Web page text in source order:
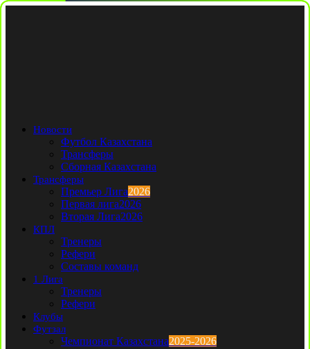
Новости
Футбол Казахстана
Трансферы
Сборная Казахстана
Трансферы
Премьер Лига2026
Первая лига2026
Вторая Лига2026
КПЛ
Тренеры
Рефери
Составы команд
1 Лига
Тренеры
Рефери
Клубы
Футзал
Чемпионат Казахстана2025-2026